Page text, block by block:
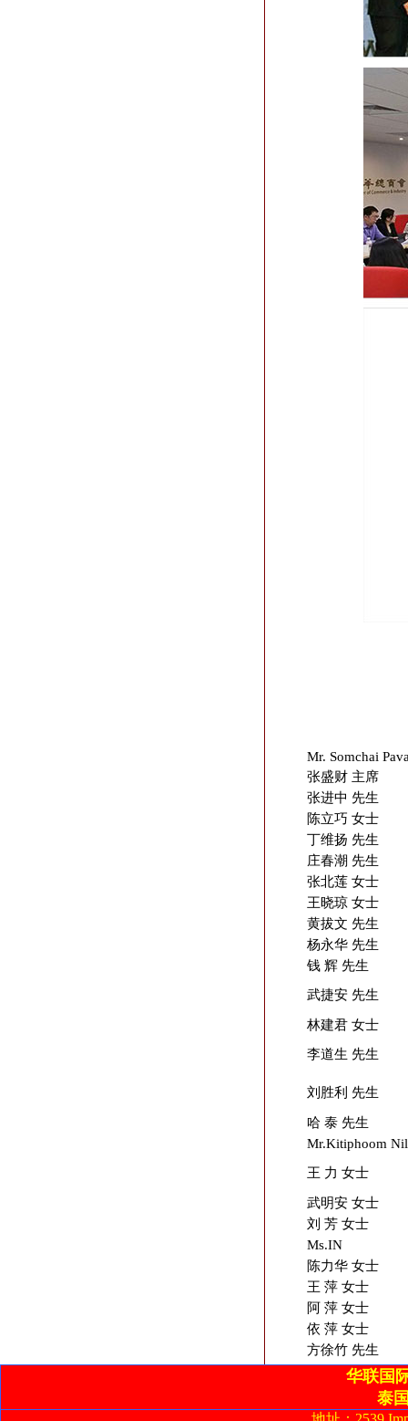
Mr. Somchai
张盛财 主席
张进中 先生
陈立巧 女士
丁维扬 先生
庄春潮 先生
张北莲 女士
王晓琼 女士
黄拔文 先生
杨永华 先生
钱 辉 先生
武捷安 先生
林建君 女士
李道生 先生
刘胜利 先生
哈 泰 先生
Mr.Kitiphoom
王 力 女士
武明安 女士
刘 芳 女士
Ms.IN
陈力华 女士
王 萍 女士
阿 萍 女士
依 萍 女士
方徐竹 先生
华联国
泰